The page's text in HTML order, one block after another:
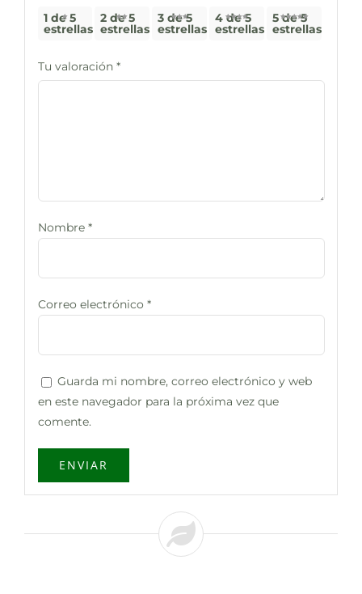
1 de 5
estrellas
2 de 5
estrellas
3 de 5
estrellas
4 de 5
estrellas
5 de 5
estrellas
Tu valoración *
Nombre *
Correo electrónico *
Guarda mi nombre, correo electrónico y web
en este navegador para la próxima vez que
comente.